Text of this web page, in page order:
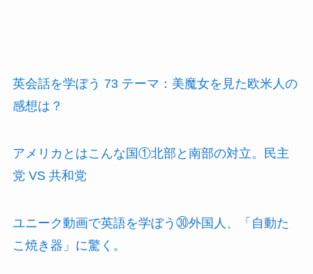
英会話を学ぼう 73 テーマ：美魔女を見た欧米人の
感想は？
アメリカとはこんな国①北部と南部の対立。民主
党 VS 共和党
ユニーク動画で英語を学ぼう㉚外国人、「自動た
こ焼き器」に驚く。